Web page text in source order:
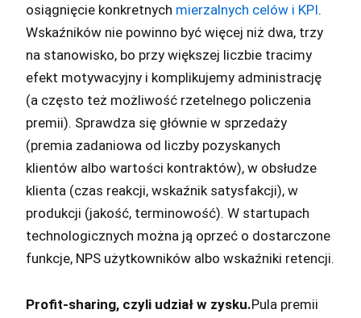
osiągnięcie konkretnych mierzalnych celów i KPI.
Wskaźników nie powinno być więcej niż dwa, trzy
na stanowisko, bo przy większej liczbie tracimy
efekt motywacyjny i komplikujemy administrację
(a często też możliwość rzetelnego policzenia
premii). Sprawdza się głównie w sprzedaży
(premia zadaniowa od liczby pozyskanych
klientów albo wartości kontraktów), w obsłudze
klienta (czas reakcji, wskaźnik satysfakcji), w
produkcji (jakość, terminowość). W startupach
technologicznych można ją oprzeć o dostarczone
funkcje, NPS użytkowników albo wskaźniki retencji.
Profit-sharing, czyli udział w zysku.Pula premii